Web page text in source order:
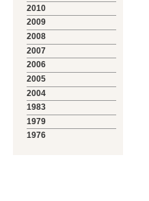
2010
2009
2008
2007
2006
2005
2004
1983
1979
1976